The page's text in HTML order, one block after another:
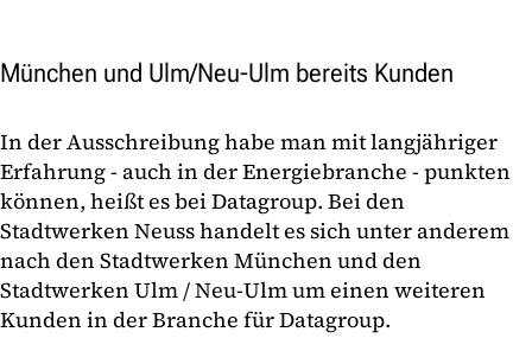
München und Ulm/Neu-Ulm bereits Kunden
In der Ausschreibung habe man mit langjähriger
Erfahrung - auch in der Energiebranche - punkten
können, heißt es bei Datagroup. Bei den
Stadtwerken Neuss handelt es sich unter anderem
nach den Stadtwerken München und den
Stadtwerken Ulm / Neu-Ulm um einen weiteren
Kunden in der Branche für Datagroup.